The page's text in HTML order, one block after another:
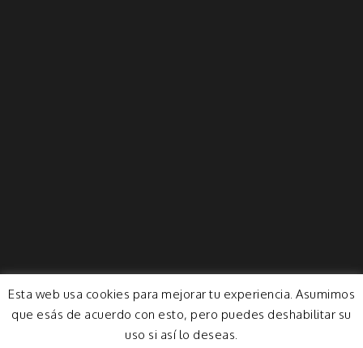
Esta web usa cookies para mejorar tu experiencia. Asumimos
que esás de acuerdo con esto, pero puedes deshabilitar su
uso si así lo deseas.